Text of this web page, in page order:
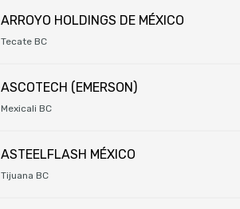
ARROYO HOLDINGS DE MÉXICO
Tecate BC
ASCOTECH (EMERSON)
Mexicali BC
ASTEELFLASH MÉXICO
Tijuana BC